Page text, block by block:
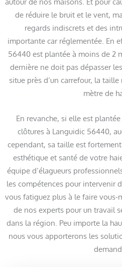
de réduire le bruit et le vent,
regards indiscrets et des
importante car réglementée. En
56440 est plantée à moins de 2
dernière ne doit pas dépasser
situe près d’un carrefour, la
mètre de
En revanche, si elle est
clôtures à Languidic 56440,
cependant, sa taille est
esthétique et santé de votre
équipe d’élagueurs
les compétences pour intervenir
vous fatiguez plus à le faire vous-
de nos experts pour un travail
dans la région. Peu importe la
nous vous apporterons les